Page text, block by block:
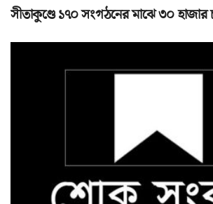
সীতাকুণ্ডে ১৭০ সংগঠনের মাঝে ৩০ হাজার